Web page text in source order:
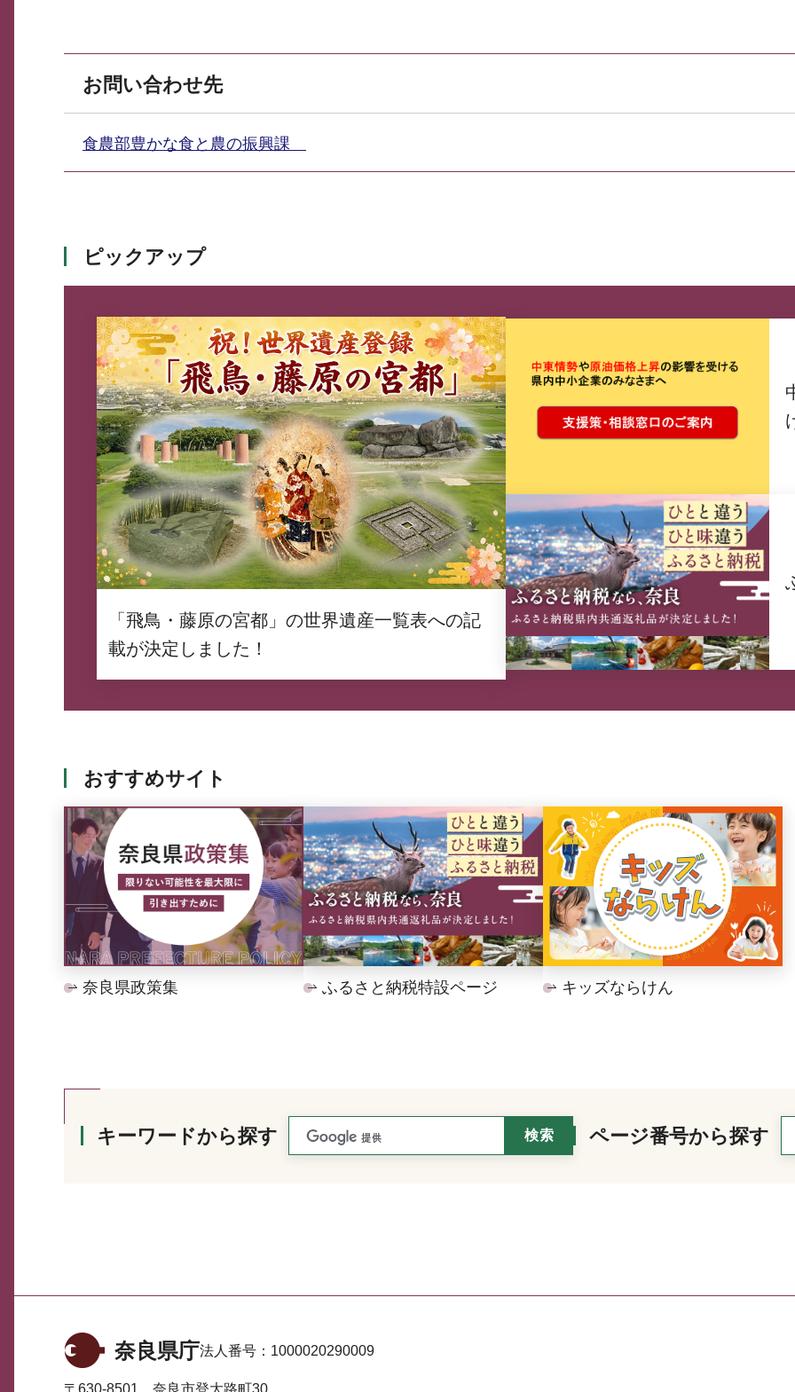
お問い合わせ先
食農部豊かな食と農の振興課
ピックアップ
「飛鳥・藤原の宮都」の世界遺産一覧表への記
載が決定しました！
おすすめサイト
奈良県政策集 ふるさと納税特設ページ キッズならけん
キーワードから探す ページ番号から探す
奈良県庁法人番号： 1000020290009
〒630-8501 奈良市登大路町30